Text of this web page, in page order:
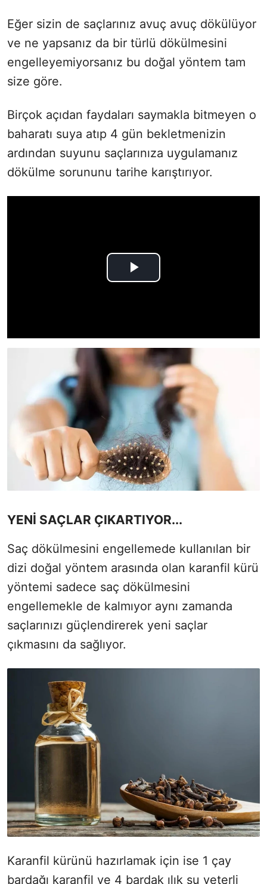
Eğer sizin de saçlarınız avuç avuç dökülüyor
ve ne yapsanız da bir türlü dökülmesini
engelleyemiyorsanız bu doğal yöntem tam
size göre.
Birçok açıdan faydaları saymakla bitmeyen o
baharatı suya atıp 4 gün bekletmenizin
ardından suyunu saçlarınıza uygulamanız
dökülme sorununu tarihe karıştırıyor.
YENİ SAÇLAR ÇIKARTIYOR...
Saç dökülmesini engellemede kullanılan bir
dizi doğal yöntem arasında olan karanfil kürü
yöntemi sadece saç dökülmesini
engellemekle de kalmıyor aynı zamanda
saçlarınızı güçlendirerek yeni saçlar
çıkmasını da sağlıyor.
Karanfil kürünü hazırlamak için ise 1 çay
bardağı karanfil ve 4 bardak ılık su yeterli